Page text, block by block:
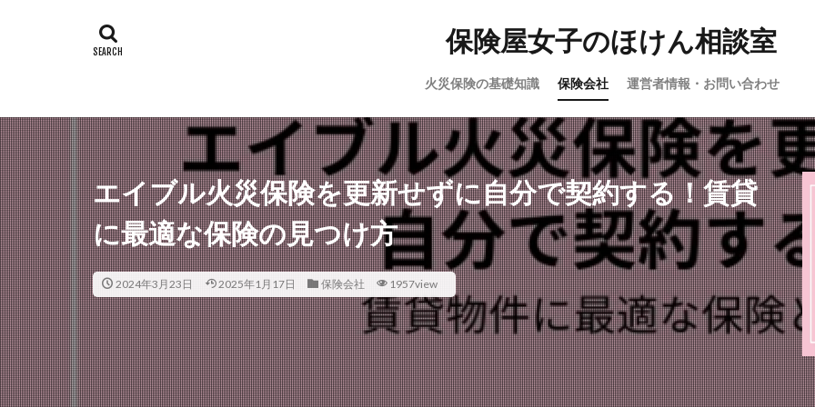
保険屋女子のほけん相談室
火災保険の基礎知識 保険会社 運営者情報・お問い合わせ
エイブル火災保険を更新せずに自分で契約する！賃貸
に最適な保険の見つけ方
2024年3月23日 2025年1月17日 保険会社 1957view